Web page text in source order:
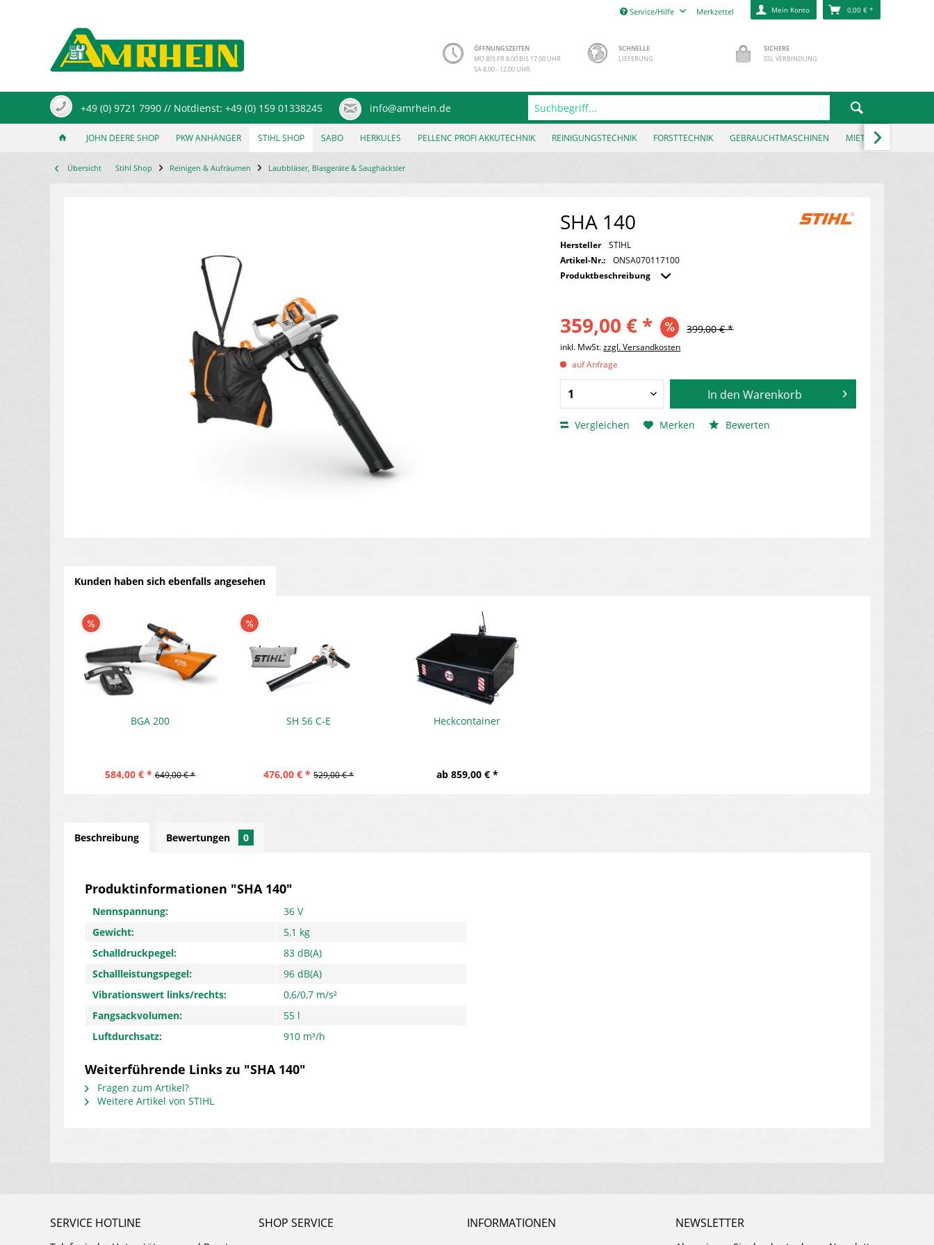
Service/Hilfe
SICHERE
SSL VERBINDUNG
SCHNELLE
LIEFERUNG
ÖFFNUNGSZEITEN
MO BIS FR 8.00 BIS 17.00 UHR
SA 8.00 - 12.00 UHR
Merkzettel Mein Konto 0,00 € *
+49 (0) 9721 7990 // Notdienst: +49 (0) 159 01338245 info@amrhein.de
JOHN DEERE SHOP PKW ANHÄNGER STIHL SHOP SABO HERKULES PELLENC PROFI AKKUTECHNIK REINIGUNGSTECHNIK FORSTTECHNIK GEBRAUCHTMASCHINEN MIETPARK

Übersicht Stihl Shop Reinigen & Aufräumen Laubbläser, Blasgeräte & Saughäcksler
SHA 140
Hersteller
STIHL
Artikel-Nr.:
ONSA070117100
Produktbeschreibung
359,00 € * 399,00 € *
inkl. MwSt.zzgl. Versandkosten
auf Anfrage
In den Warenkorb
Vergleichen Merken Bewerten
Kunden haben sich ebenfalls angesehen
BGA 200
584,00 € * 649,00 € *
SH 56 C-E
476,00 € * 529,00 € *
Heckcontainer
ab 859,00 € *
Beschreibung Bewertungen 0
Produktinformationen "SHA 140"
Nennspannung:
36 V
Gewicht:
5,1 kg
Schalldruckpegel:
83 dB(A)
Schallleistungspegel:
96 dB(A)
Vibrationswert links/rechts:
0,6/0,7 m/s²
Fangsackvolumen:
55 l
Luftdurchsatz:
910 m³/h
Weiterführende Links zu "SHA 140"
Fragen zum Artikel?
Weitere Artikel von STIHL
SERVICE HOTLINE SHOP SERVICE INFORMATIONEN NEWSLETTER